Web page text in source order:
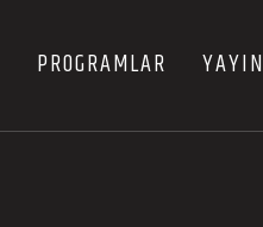
PROGRAMLAR